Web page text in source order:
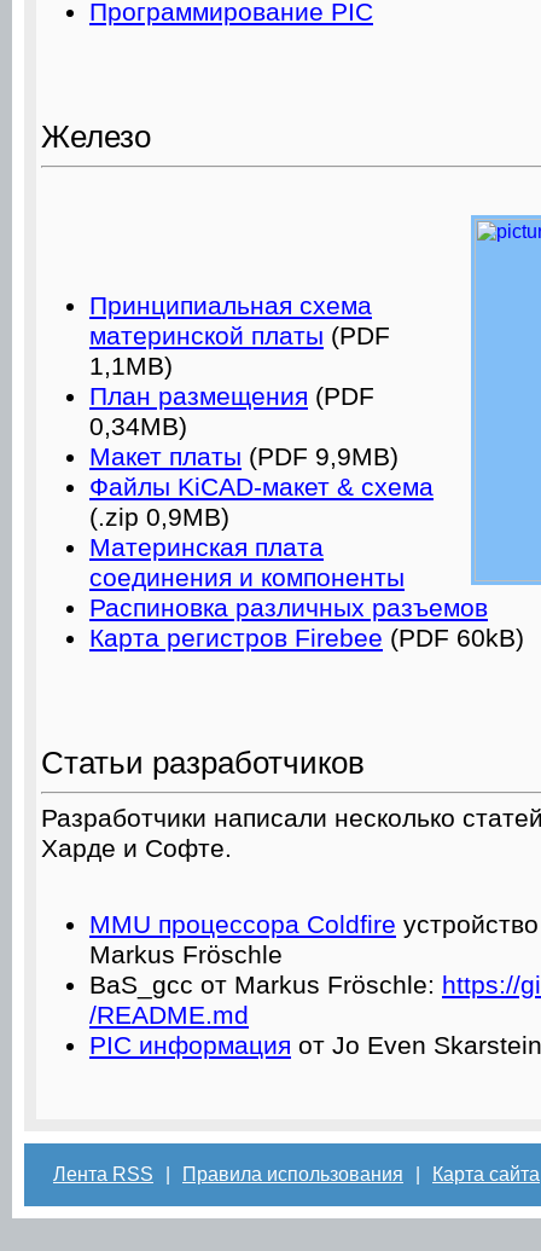
Программирование PIC
Железо
Принципиальная схема
материнской платы (PDF
1,1MB)
План размещения (PDF
0,34MB)
Макет платы (PDF 9,9MB)
Файлы KiCAD-макет & схема
(.zip 0,9MB)
Материнская плата
соединения и компоненты
Распиновка различных разъемов
Карта регистров Firebee (PDF 60kB)
Статьи разработчиков
Разработчики написали несколько
Харде и Софте.
MMU процессора Coldfire
Markus Fröschle
BaS_gcc от Markus Fröschle: https://
/README.md
PIC информация от Jo Even
Лента RSS Правила использования Карта сайта